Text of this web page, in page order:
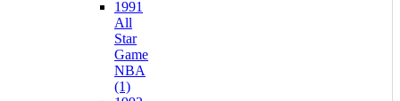
1991
All
Star
Game
NBA
(1)